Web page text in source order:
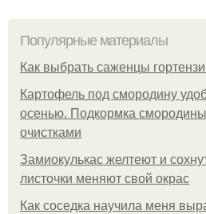
Популярные материалы
Как выбрать саженцы
Картофель под смородину
осенью. Подкормка
очистками
Замиокулькас желтеют и
листочки меняют свой окрас
Как соседка научила меня